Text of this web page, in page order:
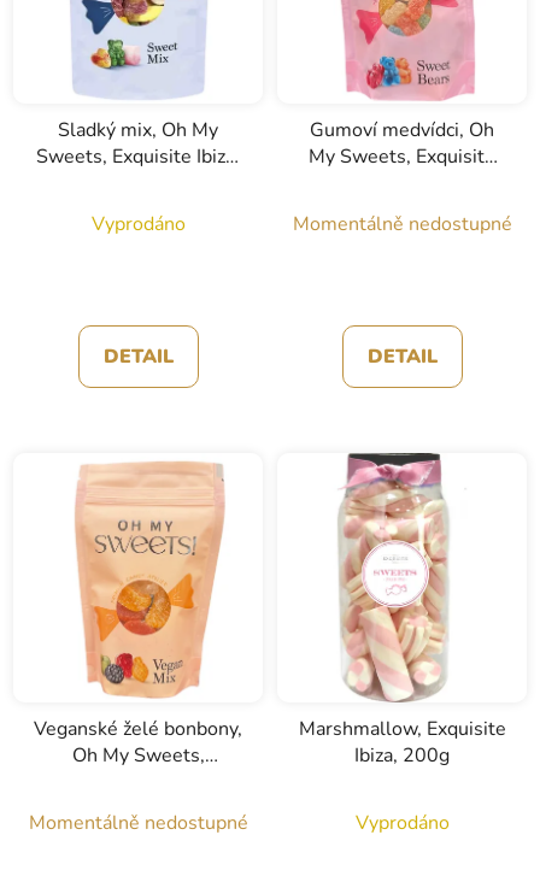
Sladký mix, Oh My
Sweets, Exquisite Ibiza,
Vyprodáno
DETAIL
Gumoví medvídci, Oh
My Sweets, Exquisite
Momentálně nedostupné
DETAIL
Veganské želé bonbony,
Oh My Sweets,
Momentálně nedostupné
Marshmallow, Exquisite
Ibiza, 200g
Vyprodáno